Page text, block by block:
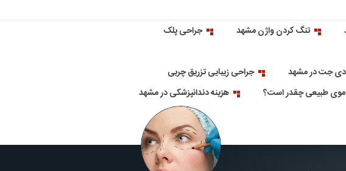
تنگ کردن واژن مشهد
جراحی پلک
جت در مشهد
جراحی زیبایی تزریق چربی
طبیعی چقدر است؟
هزینه دندانپزشکی در مشهد